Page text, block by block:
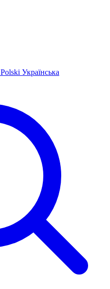
Polski Українська